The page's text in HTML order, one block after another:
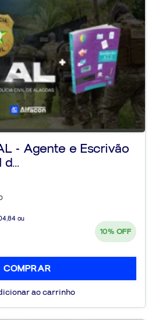
- Agente e Escrivão
ou
10% OFF
COMPRAR
ao carrinho